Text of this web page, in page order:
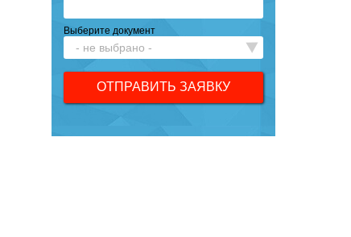
Выберите документ